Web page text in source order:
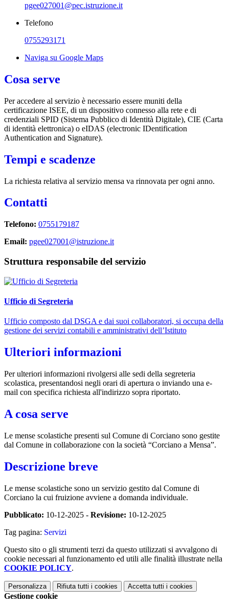
pgee027001@pec.istruzione.it
Telefono
0755293171
Naviga su Google Maps
Cosa serve
Per accedere al servizio è necessario essere muniti della
certificazione ISEE, di un dispositivo connesso alla rete e di
credenziali SPID (Sistema Pubblico di Identità Digitale), CIE (Carta
di identità elettronica) o eIDAS (electronic IDentification
Authentication and Signature).
Tempi e scadenze
La richiesta relativa al servizio mensa va rinnovata per ogni anno.
Contatti
Telefono: 0755179187
Email: pgee027001@istruzione.it
Struttura responsabile del servizio
Ufficio di Segreteria
Ufficio composto dal DSGA e dai suoi collaboratori, si occupa della
gestione dei servizi contabili e amministrativi dell’Istituto
Ulteriori informazioni
Per ulteriori informazioni rivolgersi alle sedi della segreteria
scolastica, presentandosi negli orari di apertura o inviando una e-
mail con specifica richiesta all'indirizzo sopra riportato.
A cosa serve
Le mense scolastiche presenti sul Comune di Corciano sono gestite
dal Comune in collaborazione con la società “Corciano a Mensa”.
Descrizione breve
Le mense scolastiche sono un servizio gestito dal Comune di
Corciano la cui fruizione avviene a domanda individuale.
Pubblicato: 10-12-2025 - Revisione: 10-12-2025
Tag pagina: Servizi
Questo sito o gli strumenti terzi da questo utilizzati si avvalgono di
cookie necessari al funzionamento ed utili alle finalità illustrate nella
COOKIE POLICY.
Personalizza Rifiuta tutti i cookies Accetta tutti i cookies
Gestione cookie